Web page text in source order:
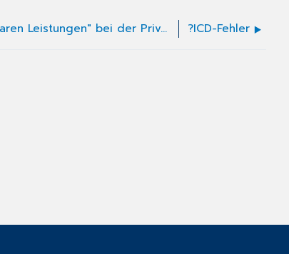
"Keine abrechenbaren Leistungen" bei der Privatliquidation ?ICD-Fehler